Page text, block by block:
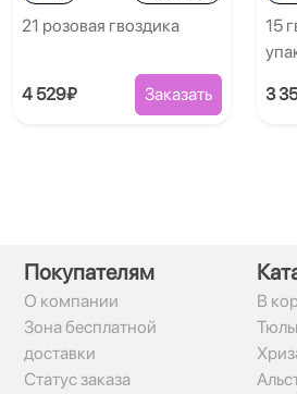
21 розовая гвоздика
4 529₽ Заказать
15
3
Покупателям
О компании
Зона бесплатной
доставки
Статус заказа
В